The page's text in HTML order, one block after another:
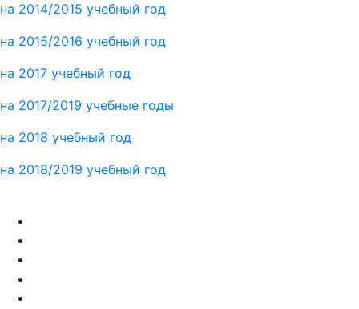
на 2014/2015 учебный год
на 2015/2016 учебный год
на 2017 учебный год
на 2017/2019 учебные годы
на 2018 учебный год
на 2018/2019 учебный год